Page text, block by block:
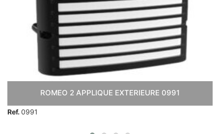
ROMEO 2 APPLIQUE EXTERIEURE 0991
Ref. 0991